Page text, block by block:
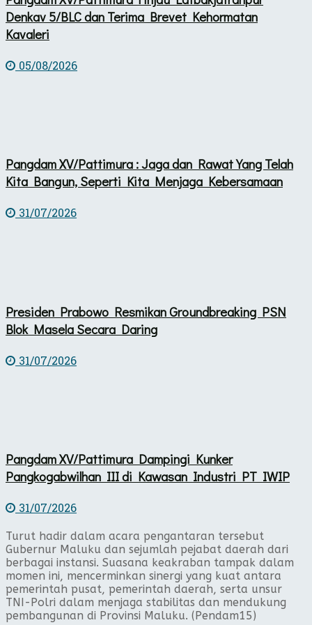
Denkav 5/BLC dan Terima Brevet Kehormatan
Kavaleri
05/08/2026
Pangdam XV/Pattimura : Jaga dan Rawat Yang Telah
Kita Bangun, Seperti Kita Menjaga Kebersamaan
31/07/2026
Presiden Prabowo Resmikan Groundbreaking PSN
Blok Masela Secara Daring
31/07/2026
Pangdam XV/Pattimura Dampingi Kunker
Pangkogabwilhan III di Kawasan Industri PT IWIP
31/07/2026
Turut hadir dalam acara pengantaran tersebut
Gubernur Maluku dan sejumlah pejabat daerah dari
berbagai instansi. Suasana keakraban tampak dalam
momen ini, mencerminkan sinergi yang kuat antara
pemerintah pusat, pemerintah daerah, serta unsur
TNI-Polri dalam menjaga stabilitas dan mendukung
pembangunan di Provinsi Maluku. (Pendam15)